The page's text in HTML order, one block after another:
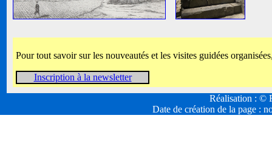
Pour tout savoir sur les nouveautés et les visites guidées
Inscription à la newsletter
Réalisation : ©
Date de création de la page :